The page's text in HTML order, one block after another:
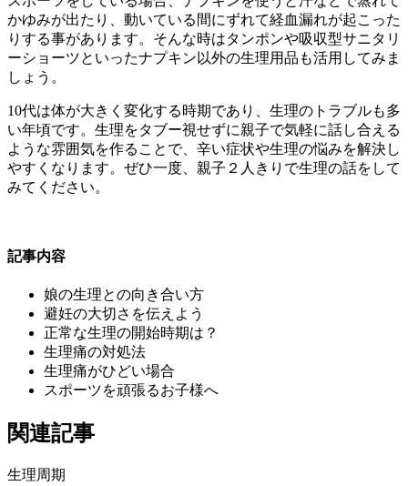
かゆみが出たり、動いている間にずれて経血漏れが起こった
りする事があります。そんな時はタンポンや吸収型サニタリ
ーショーツといったナプキン以外の生理用品も活用してみま
しょう。
10代は体が大きく変化する時期であり、生理のトラブルも多
い年頃です。生理をタブー視せずに親子で気軽に話し合える
ような雰囲気を作ることで、辛い症状や生理の悩みを解決し
やすくなります。ぜひ一度、親子２人きりで生理の話をして
みてください。
記事内容
娘の生理との向き合い方
避妊の大切さを伝えよう
正常な生理の開始時期は？
生理痛の対処法
生理痛がひどい場合
スポーツを頑張るお子様へ
関連記事
生理周期